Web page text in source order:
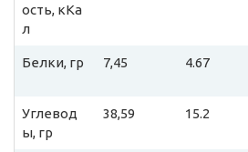
ость, кКа
л
Белки, гр 7,45 4.67
Углевод
ы, гр
38,59 15.2